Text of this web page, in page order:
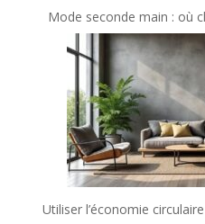
Mode seconde main : où
Utiliser l’économie